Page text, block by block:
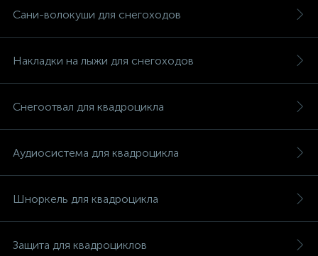
Сани-волокуши для снегоходов
Накладки на лыжи для снегоходов
Снегоотвал для квадроцикла
Аудиосистема для квадроцикла
Шноркель для квадроцикла
Защита для квадроциклов